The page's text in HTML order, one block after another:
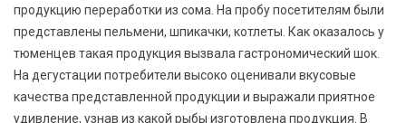
продукцию переработки из сома. На пробу посетителям были
представлены пельмени, шпикачки, котлеты. Как оказалось у
тюменцев такая продукция вызвала гастрономический шок.
На дегустации потребители высоко оценивали вкусовые
качества представленной продукции и выражали приятное
удивление, узнав из какой рыбы изготовлена продукция. В